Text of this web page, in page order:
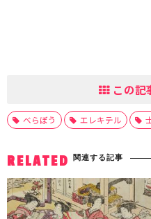
この記
べらぼう エレキテル
RELATED 関連する記事